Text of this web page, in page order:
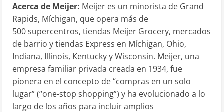
Acerca de Meijer: Meijer es un minorista de Grand
Rapids, Míchigan, que opera más de
500 supercentros, tiendas Meijer Grocery, mercados
de barrio y tiendas Express en Míchigan, Ohio,
Indiana, Illinois, KentuckyyWisconsin. Meijer, una
empresa familiar privada creada en 1934, fue
pionera en el concepto de “compras en un solo
lugar” (“one-stop shopping”) y ha evolucionado a lo
largo de los años para incluir amplios